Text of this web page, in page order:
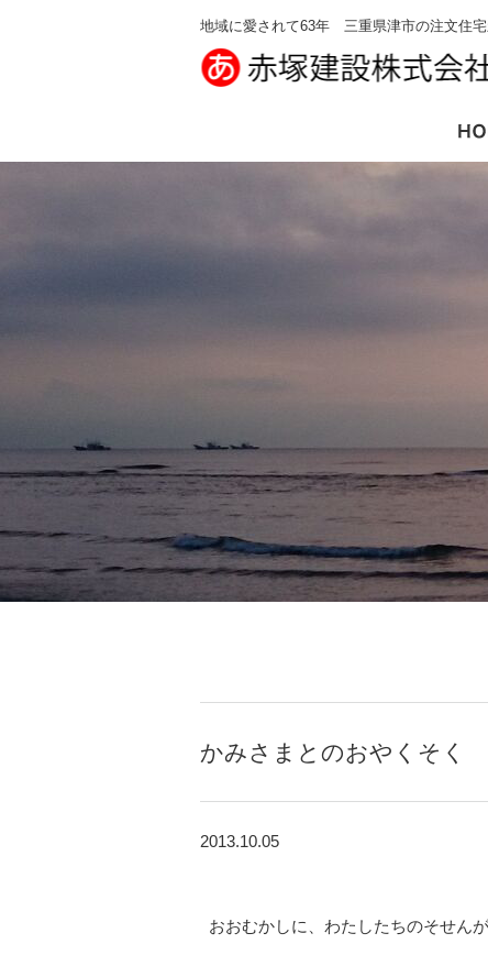
地域に愛されて63年 三重県津市の注文住
かみさまとのおやくそく
2013.10.05
おおむかしに、わたしたちのそせん